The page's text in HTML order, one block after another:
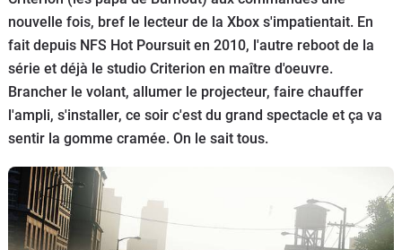
Services
Forum
Moto
Marques
nouvelle fois, bref le lecteur de la Xbox s'impatientait. En
fait depuis NFS Hot Poursuit en 2010, l'autre reboot de la
série et déjà le studio Criterion en maître d'oeuvre.
Brancher le volant, allumer le projecteur, faire chauffer
l'ampli, s'installer, ce soir c'est du grand spectacle et ça va
sentir la gomme cramée. On le sait tous.